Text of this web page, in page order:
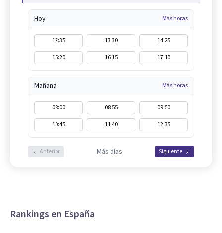
Hoy Más horas
12:35 13:30
14:25
15:20
16:15 17:10
Mañana Más horas
08:00 08:55
09:50
10:45
11:40 12:35
Anterior Más días Siguiente
Rankings en España